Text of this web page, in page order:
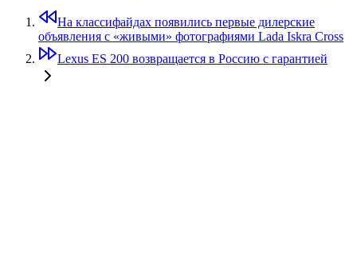
На классифайдах появились первые дилерские
объявления с «живыми» фотографиями Lada Iskra Cross
Lexus ES 200 возвращается в Россию с гарантией